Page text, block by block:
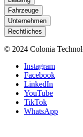
Fahrzeuge
Unternehmen
Rechtliches
© 2024 Colonia
Instagram
Facebook
LinkedIn
YouTube
TikTok
WhatsApp